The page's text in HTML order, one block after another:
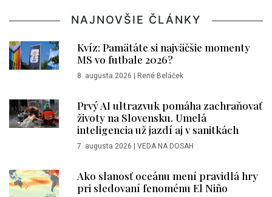
NAJNOVŠIE ČLÁNKY
Kvíz: Pamätáte si najväčšie momenty
MS vo futbale 2026?
8. augusta 2026 René Beláček
Prvý AI ultrazvuk pomáha zachraňovať
životy na Slovensku. Umelá
inteligencia už jazdí aj v sanitkách
7. augusta 2026 VEDA NA DOSAH
Ako slanosť oceánu mení pravidlá hry
pri sledovaní fenoménu El Niño